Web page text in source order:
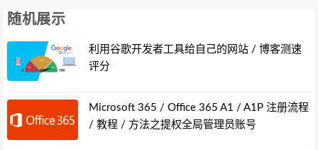
随机展示
利用谷歌开发者工具给自己的网站 / 博客测速
评分
Microsoft 365 / Office 365 A1 / A1P 注册流程
/ 教程 / 方法之提权全局管理员账号